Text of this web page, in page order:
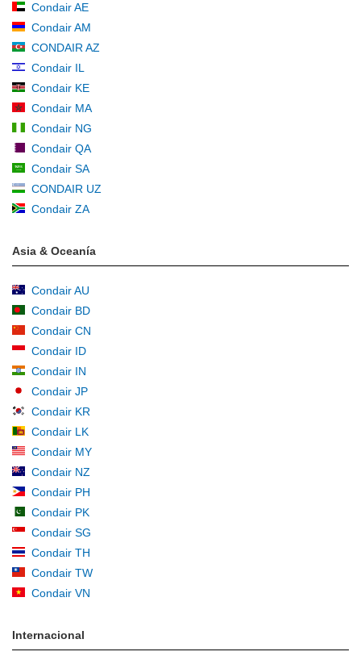
Condair AE
Condair AM
CONDAIR AZ
Condair IL
Condair KE
Condair MA
Condair NG
Condair QA
Condair SA
CONDAIR UZ
Condair ZA
Asia & Oceanía
Condair AU
Condair BD
Condair CN
Condair ID
Condair IN
Condair JP
Condair KR
Condair LK
Condair MY
Condair NZ
Condair PH
Condair PK
Condair SG
Condair TH
Condair TW
Condair VN
Internacional